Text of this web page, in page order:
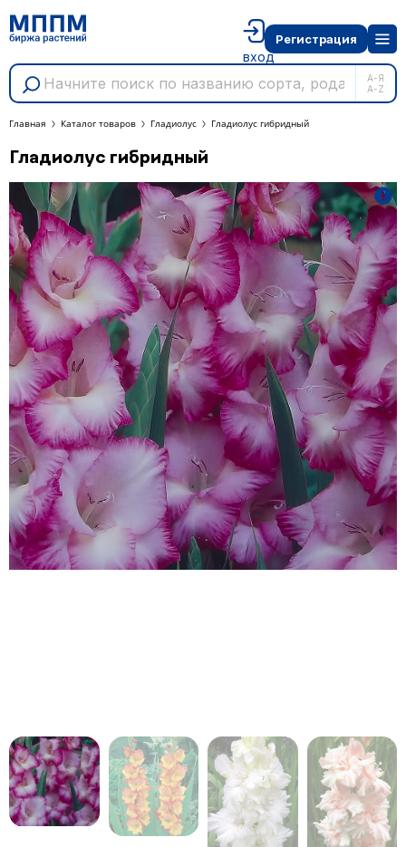
А-Я
A-Z
вход
Регистрация
Главная Каталог товаров Гладиолус Гладиолус гибридный
Гладиолус гибридный